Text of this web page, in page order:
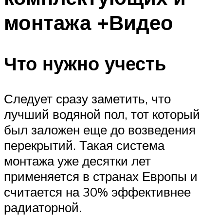
монтажа +Видео
Что нужно учесть
Следует сразу заметить, что
лучший водяной пол, тот который
был заложен еще до возведения
перекрытий. Такая система
монтажа уже десятки лет
применяется в странах Европы и
считается на 30% эффективнее
радиаторной.